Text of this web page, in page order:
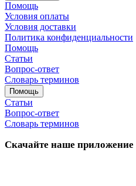
Помощь
Условия оплаты
Условия доставки
Политика конфиденциальности
Помощь
Статьи
Вопрос-ответ
Словарь терминов
Помощь
Статьи
Вопрос-ответ
Словарь терминов
Скачайте наше приложение